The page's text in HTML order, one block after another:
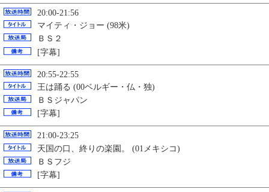
20:00-21:56
マイティ・ジョー (98米)
ＢＳ２
[字幕]
20:55-22:55
王は踊る (00ベルギー・仏・独)
ＢＳジャパン
[字幕]
21:00-23:25
天国の口、終りの楽園。 (01メキシコ)
ＢＳフジ
[字幕]